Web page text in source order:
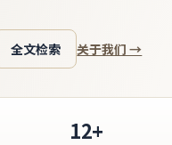
全文检索 关于我们 →
12+